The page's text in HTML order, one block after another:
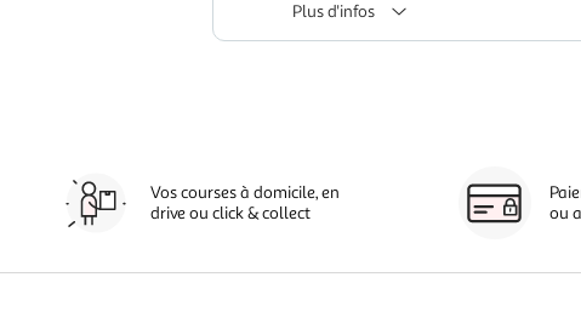
Plus d'infos
Vos courses à domicile, en
drive ou click & collect
ou